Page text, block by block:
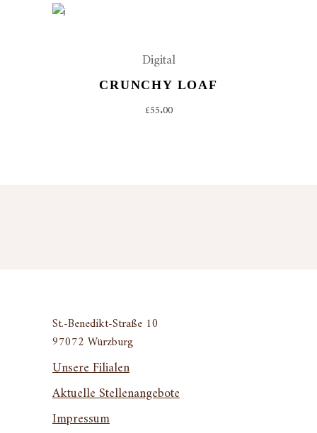
Digital
CRUNCHY LOAF
£55.00
St.-Benedikt-Straße 10
97072 Würzburg
Unsere Filialen
Aktuelle Stellenangebote
Impressum